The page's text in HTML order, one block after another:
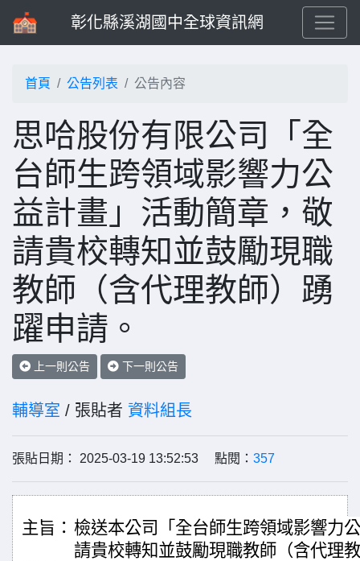
彰化縣溪湖國中全球資訊網
首頁 公告列表 公告內容
思哈股份有限公司「全
台師生跨領域影響力公
益計畫」活動簡章，敬
請貴校轉知並鼓勵現職
教師（含代理教師）踴
躍申請。
上一則公告 下一則公告
輔導室 / 張貼者 資料組長
張貼日期： 2025-03-19 13:52:53 點閱： 357
主旨： 檢送本公司「全台師生跨領域影響力
請貴校轉知並鼓勵現職教師（含代理